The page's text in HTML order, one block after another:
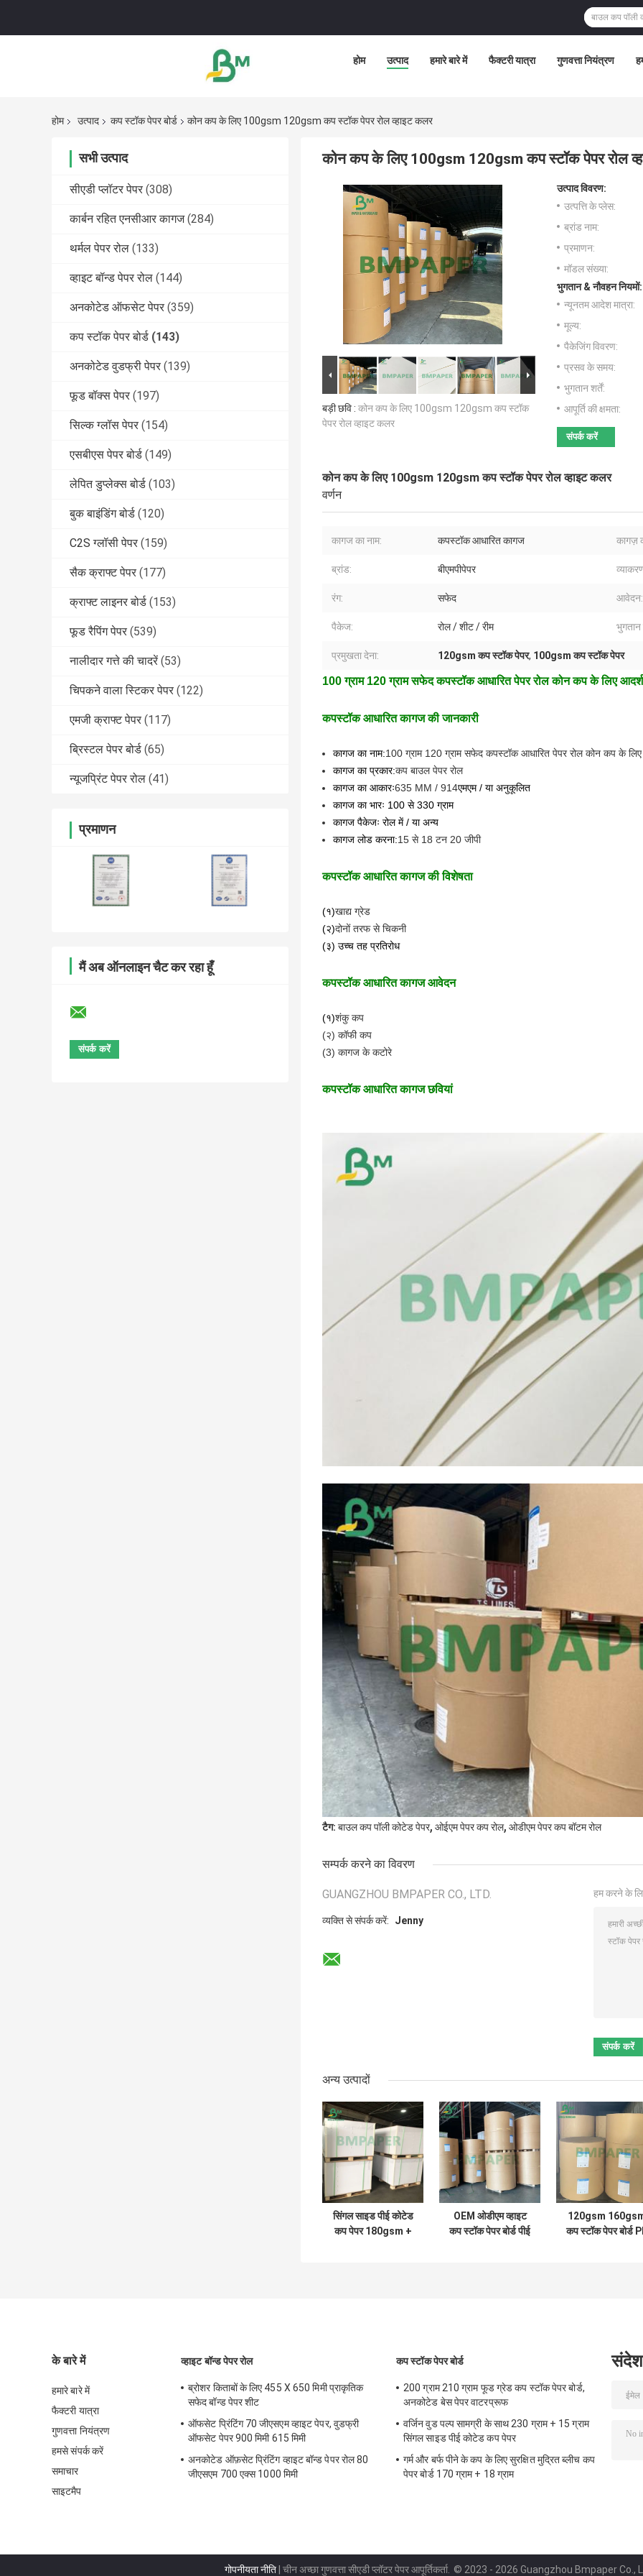
होम उत्पाद हमारे बारे में फैक्टरी यात्रा गुणवत्ता नियंत्रण
होम उत्पाद कप स्टॉक पेपर बोर्ड कोन कप के लिए 100gsm 120gsm कप स्टॉक पेपर रोल व्हाइट कलर
सभी उत्पाद
सीएडी प्लॉटर पेपर (308)
कार्बन रहित एनसीआर कागज (284)
थर्मल पेपर रोल (133)
व्हाइट बॉन्ड पेपर रोल (144)
अनकोटेड ऑफसेट पेपर (359)
कप स्टॉक पेपर बोर्ड (143)
अनकोटेड वुडफ्री पेपर (139)
फूड बॉक्स पेपर (197)
सिल्क ग्लॉस पेपर (154)
एसबीएस पेपर बोर्ड (149)
लेपित डुप्लेक्स बोर्ड (103)
बुक बाइंडिंग बोर्ड (120)
C2S ग्लॉसी पेपर (159)
सैक क्राफ्ट पेपर (177)
क्राफ्ट लाइनर बोर्ड (153)
फूड रैपिंग पेपर (539)
नालीदार गत्ते की चादरें (53)
चिपकने वाला स्टिकर पेपर (122)
एमजी क्राफ्ट पेपर (117)
ब्रिस्टल पेपर बोर्ड (65)
न्यूजप्रिंट पेपर रोल (41)
प्रमाणन
मैं अब ऑनलाइन चैट कर रहा हूँ
कोन कप के लिए 100gsm 120gsm कप स्टॉक पेपर रोल
बड़ी छवि : कोन कप के लिए 100gsm 120gsm कप स्टॉक
पेपर रोल व्हाइट कलर
उत्पाद विवरण:
उत्पत्ति के प्लेस:
ब्रांड नाम:
प्रमाणन:
मॉडल संख्या:
भुगतान & नौवहन नियमों:
न्यूनतम आदेश मात्रा:
मूल्य:
पैकेजिंग विवरण:
प्रसव के समय:
भुगतान शर्तें:
आपूर्ति की क्षमता:
संपर्क करें
कोन कप के लिए 100gsm 120gsm कप स्टॉक पेपर रोल व्हाइट कलर
वर्णन
कागज का नाम: कपस्टॉक आधारित कागज कागज़
ब्रांड: बीएमपीपेपर
रंग: सफेद आवेदन:
पैकेज: रोल / शीट / रीम भुगतान
प्रमुखता देना: 120gsm कप स्टॉक पेपर, 100gsm कप स्टॉक पेपर
100 ग्राम 120 ग्राम सफेद कपस्टॉक आधारित पेपर रोल कोन कप के लिए आदर्श
कपस्टॉक आधारित कागज की जानकारी
कागज का नाम:100 ग्राम 120 ग्राम सफेद कपस्टॉक आधारित पेपर रोल कोन कप के
कागज का प्रकार:कप बाउल पेपर रोल
कागज का आकारः635 MM / 914एमएम / या अनुकूलित
कागज का भारः 100 से 330 ग्राम
कागज पैकेजः रोल में / या अन्य
कागज लोड करना:15 से 18 टन 20 जीपी
कपस्टॉक आधारित कागज की विशेषता
(१)खाद्य ग्रेड
(२)दोनों तरफ से चिकनी
(३) उच्च तह प्रतिरोध
कपस्टॉक आधारित कागज आवेदन
(१)शंकु कप
(२) कॉफी कप
(3) कागज के कटोरे
कपस्टॉक आधारित कागज छवियां
टैग: बाउल कप पॉली कोटेड पेपर, ओईएम पेपर कप रोल, ओडीएम पेपर कप बॉटम रोल
सम्पर्क करने का विवरण
GUANGZHOU BMPAPER CO., LTD.
व्यक्ति से संपर्क करें: Jenny
हम करने के
अन्य उत्पादों
सिंगल साइड पीई कोटेड
कप पेपर 180gsm +
OEM ओडीएम व्हाइट
कप स्टॉक पेपर बोर्ड पीई
120gsm
कप स्टॉक पेपर बोर्ड
के बारे में
हमारे बारे में
फैक्टरी यात्रा
गुणवत्ता नियंत्रण
हमसे संपर्क करें
समाचार
साइटमैप
व्हाइट बॉन्ड पेपर रोल
ब्रोशर किताबों के लिए 455 X 650 मिमी प्राकृतिक
सफेद बॉन्ड पेपर शीट
ऑफसेट प्रिंटिंग 70 जीएसएम व्हाइट पेपर, वुडफ्री
ऑफसेट पेपर 900 मिमी 615 मिमी
अनकोटेड ऑफ़सेट प्रिंटिंग व्हाइट बॉन्ड पेपर रोल 80
जीएसएम 700 एक्स 1000 मिमी
कप स्टॉक पेपर बोर्ड
200 ग्राम 210 ग्राम फूड ग्रेड कप स्टॉक पेपर बोर्ड,
अनकोटेड बेस पेपर वाटरप्रूफ
वर्जिन वुड पल्प सामग्री के साथ 230 ग्राम + 15 ग्राम
सिंगल साइड पीई कोटेड कप पेपर
गर्म और बर्फ पीने के कप के लिए सुरक्षित मुद्रित ब्लीच कप
पेपर बोर्ड 170 ग्राम + 18 ग्राम
संदेश
गोपनीयता नीति | चीन अच्छा गुणवत्ता सीएडी प्लॉटर पेपर आपूर्तिकर्ता. © 2023 - 2026 Guangzhou Bmpaper Co.,